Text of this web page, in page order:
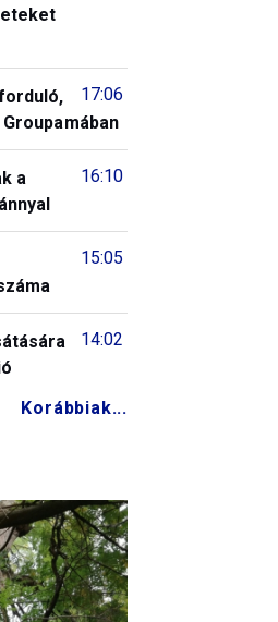
17:06
16:10
a
15:05
14:02
Korábbiak...